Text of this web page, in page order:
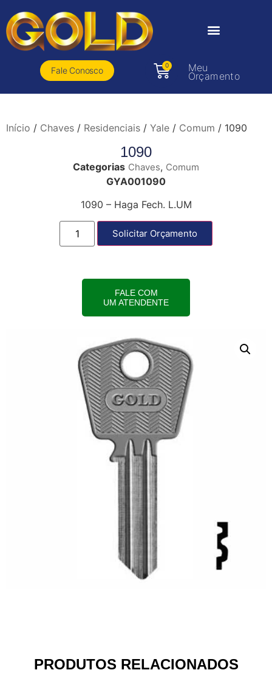
Fale Conosco
0 Meu
Orçamento
Início / Chaves / Residenciais / Yale / Comum / 1090
1090
Categorias Chaves, Comum
GYA001090
1090 – Haga Fech. L.UM
Solicitar Orçamento
FALE COM
UM ATENDENTE
PRODUTOS RELACIONADOS